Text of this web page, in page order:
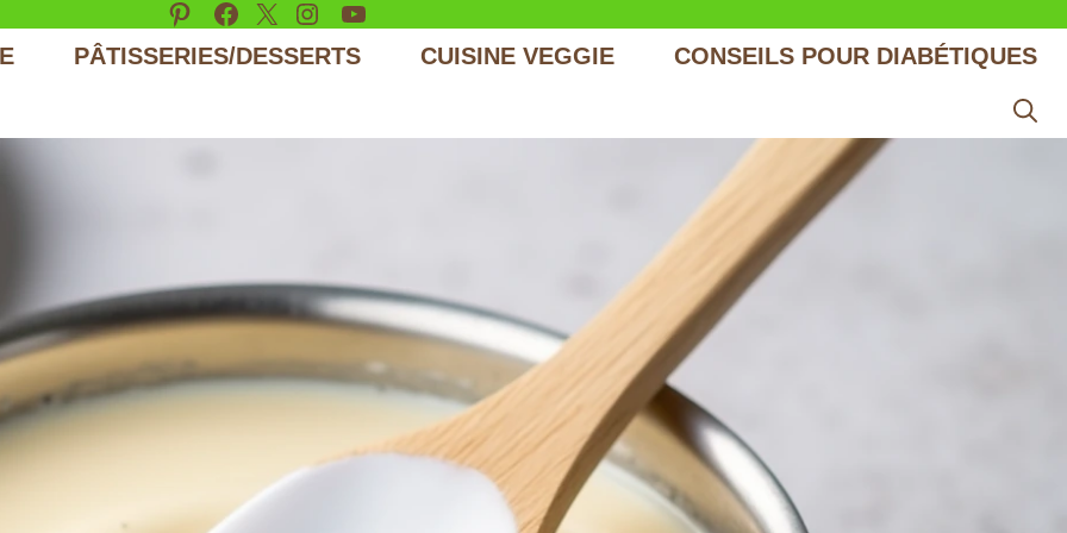
Pinterest
Facebook
X Instagram
YouTube
PÂTISSERIES/DESSERTS CUISINE VEGGIE CONSEILS POUR DIABÉTIQUES